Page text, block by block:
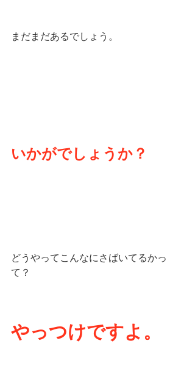
まだまだあるでしょう。
いかがでしょうか？
どうやってこんなにさばいてるかっ
て？
やっつけですよ。